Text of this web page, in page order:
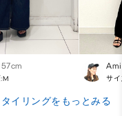
Ami
サ
イリングをもっとみる